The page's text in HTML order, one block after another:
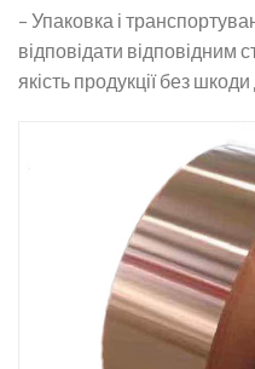
– Упаковка і
відповідати відповідним
якість продукції без шкоди